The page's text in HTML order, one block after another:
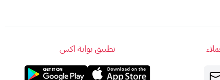
تطبيق بوابة اكس